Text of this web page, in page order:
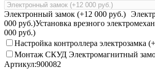
Электронный замок (+12 000 руб.)
000 руб.)Установка врезного
000 руб.)
Настройка контроллера электрозамка (+
Монтаж СКУД Электромагнитный
Артикул:900082